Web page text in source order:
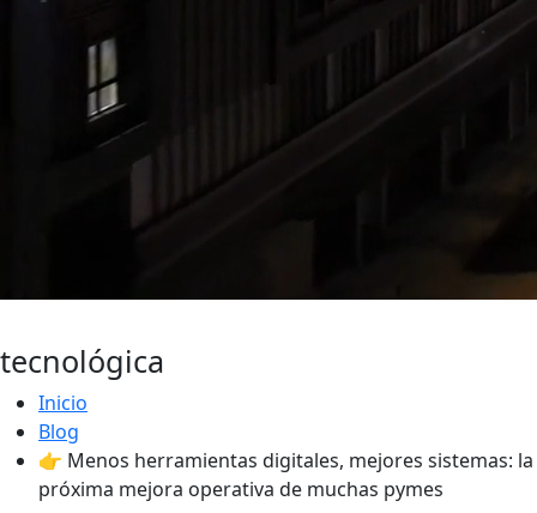
tecnológica
Inicio
Blog
👉 Menos herramientas digitales, mejores sistemas: la
próxima mejora operativa de muchas pymes